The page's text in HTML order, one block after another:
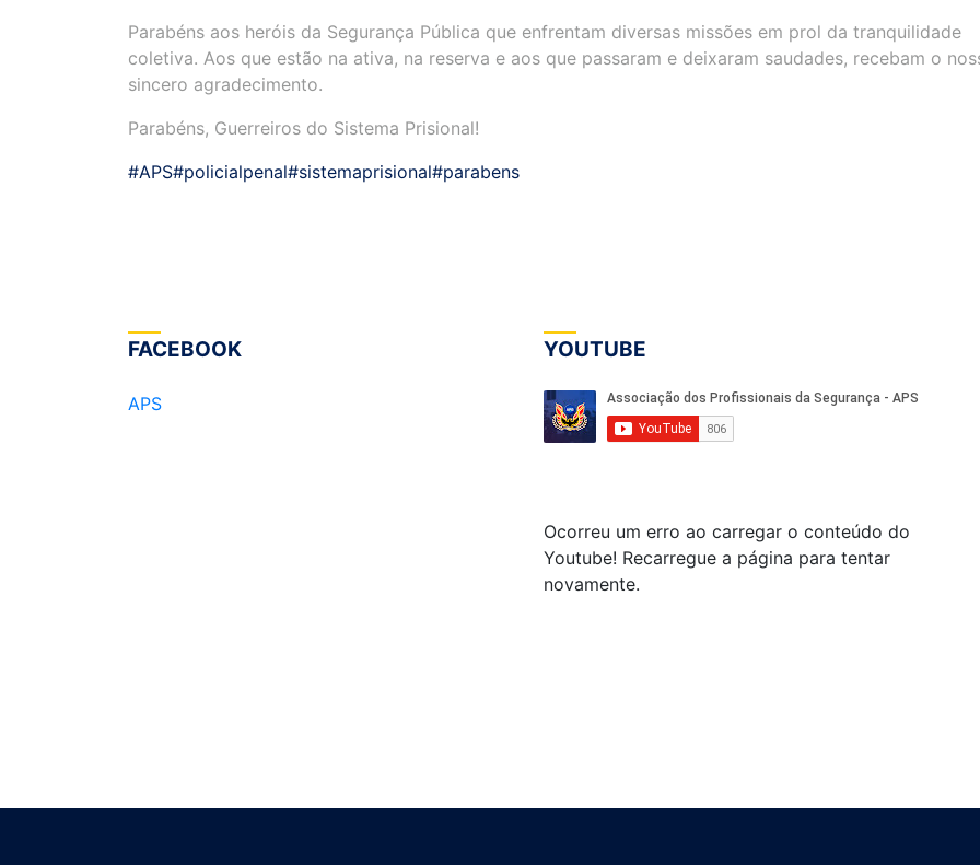
Parabéns aos heróis da Segurança Pública que enfrentam diversas missões em prol da tranquilidade
coletiva. Aos que estão na ativa, na reserva e aos que passaram e deixaram saudades, recebam o
sincero agradecimento.
Parabéns, Guerreiros do Sistema Prisional!
#APS#policialpenal#sistemaprisional#parabens
FACEBOOK
APS
YOUTUBE
Ocorreu um erro ao carregar o conteúdo do
Youtube! Recarregue a página para tentar
novamente.